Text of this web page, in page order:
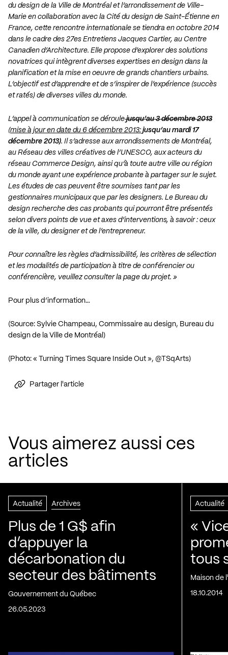
du design de la Ville de Montréal et l’arrondissement de Ville-
Marie en collaboration avec la Cité du design de Saint-Étienne en
France, cette rencontre internationale se tiendra en octobre 2014
dans le cadre des 27es Entretiens Jacques Cartier, au Centre
Canadien d’Architecture. Elle propose d’explorer des solutions
novatrices qui intègrent diverses expertises en design dans la
planification et la mise en oeuvre de grands chantiers urbains.
L’objectif est d’apprendre et de s’inspirer de l’expérience (succès
et ratés) de diverses villes du monde.
L’appel à communication se déroule jusqu’au 3 décembre 2013
(mise à jour en date du 6 décembre 2013: jusqu’au mardi 17
décembre 2013). Il s’adresse aux arrondissements de Montréal,
au Réseau des villes créatives de l’UNESCO, aux acteurs du
réseau Commerce Design, ainsi qu’à toute autre ville ou région
du monde ayant une expérience probante à partager sur le sujet.
Les études de cas peuvent être soumises tant par les
gestionnaires municipaux que par les designers. Le Bureau du
design recherche des cas probants qui pourront être présentés
selon divers points de vue et axes d’interventions, à savoir : ceux
de la ville, du designer et de l’entrepreneur.
Pour connaître les règles d’admissibilité, les critères de sélection
et les modalités de participation à titre de conférencier ou
conférencière, veuillez consulter la page du projet. »
Pour plus d’information…
(Source: Sylvie Champeau, Commissaire au design, Bureau du
design de la Ville de Montréal)
(Photo: « Turning Times Square Inside Out », @TSqArts)
Partager l'article
Vous aimerez aussi ces
articles
Actualité Archives
Plus de 1 G$ afin
d’appuyer la
décarbonation du
secteur des bâtiments
Gouvernement du Québec
26.05.2023
Actualité
«
tous
Maison de
18.10.2014